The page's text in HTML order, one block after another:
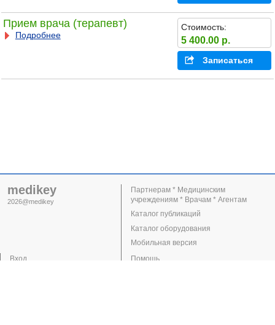
Прием врача (терапевт)
Подробнее
Стоимость:
5 400.00 р.
Записаться
medikey
2026@medikey
Вход
Партнерам * Медицинским
учреждениям * Врачам * Агентам
Каталог публикаций
Каталог оборудования
Мобильная версия
Помощь